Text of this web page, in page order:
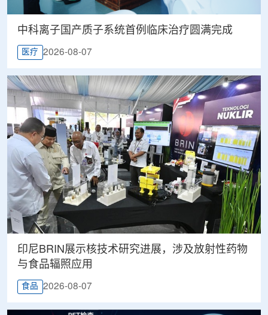
中科离子国产质子系统首例临床治疗圆满完成
医疗 2026-08-07
印尼BRIN展示核技术研究进展，涉及放射性药物
与食品辐照应用
食品 2026-08-07